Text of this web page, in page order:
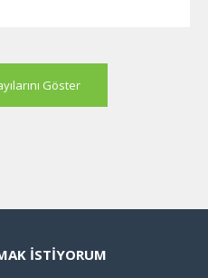
Göster
İSTİYORUM